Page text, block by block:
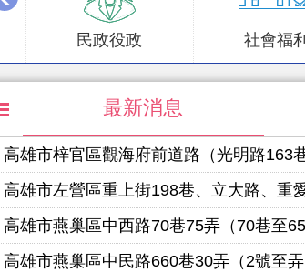
民政役政 社會福利
最新消息
高雄市梓官區觀海府前道路（光明路163巷至光明路
高雄市左營區重上街198巷、立大路、重愛路（華夏路至文學路）
高雄市燕巢區中西路70巷75弄（70巷至65弄10號
高雄市燕巢區中民路660巷30弄（2號至弄底）